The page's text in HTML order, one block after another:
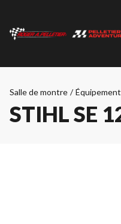
Salle de montre /
STIHL SE